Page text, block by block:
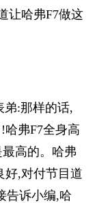
让哈弗F7做这
弟:那样的话,
弗F7全身高
高的。哈弗
好,对付节目道
告诉小编,哈